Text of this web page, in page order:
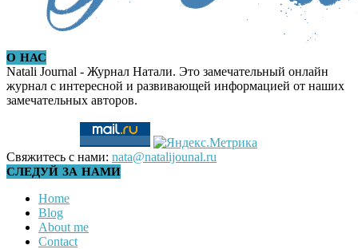
О НАС
Natali Journal - Журнал Натали. Это замечательный онлайн
журнал с интересной и развивающей информацией от наших
замечательных авторов.
Свяжитесь с нами: nata@natalijounal.ru
СЛЕДУЙ ЗА НАМИ
Home
Blog
About me
Contact